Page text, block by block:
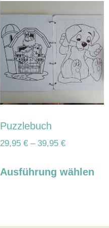
Puzzlebuch
29,95 € – 39,95 €
Ausführung wählen